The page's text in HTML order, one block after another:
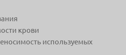
крови
используемых